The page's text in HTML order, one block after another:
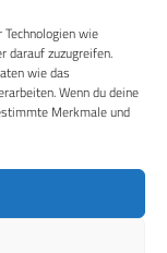
wie
darauf zuzugreifen.
wie das
Wenn du deine
Merkmale und